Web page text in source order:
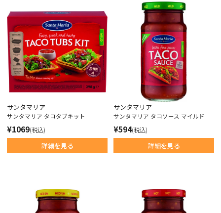
サンタマリア
サンタマリア タコタブキット
¥1069(税込)
詳細を見る
サンタマリア
サンタマリア タコソース マイルド
¥594(税込)
詳細を見る